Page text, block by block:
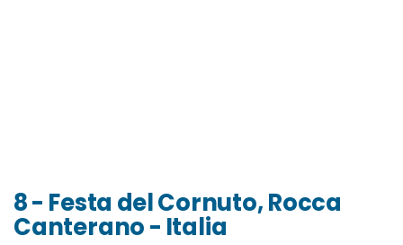
8 - Festa del Cornuto, Rocca
Canterano - Italia